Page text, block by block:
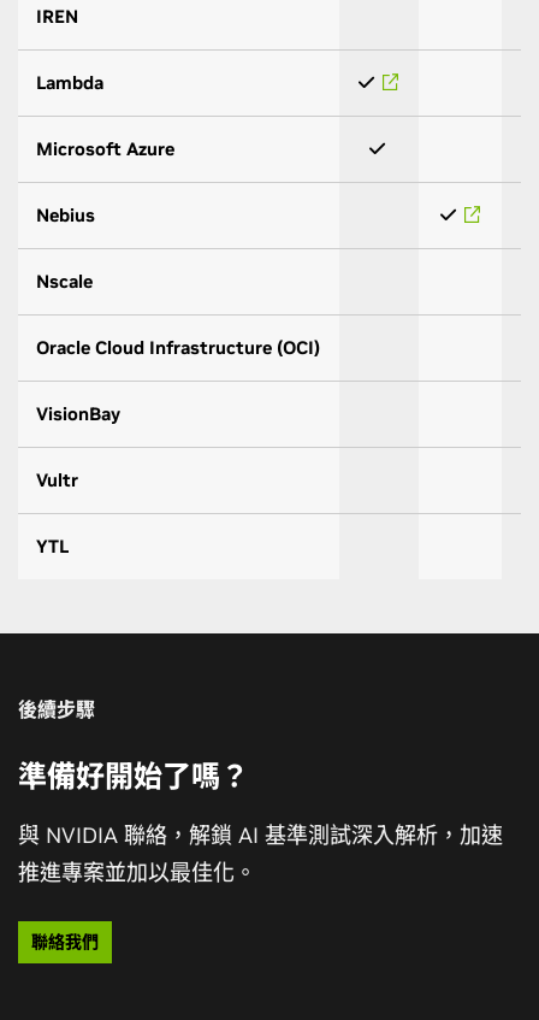
IREN
Lambda
Microsoft Azure
Nebius
Nscale
Oracle Cloud Infrastructure (OCI)
VisionBay
Vultr
YTL
後續步驟
準備好開始了嗎？
與 NVIDIA 聯絡，解鎖 AI 基準測試深入解析，加速
推進專案並加以最佳化。
聯絡我們